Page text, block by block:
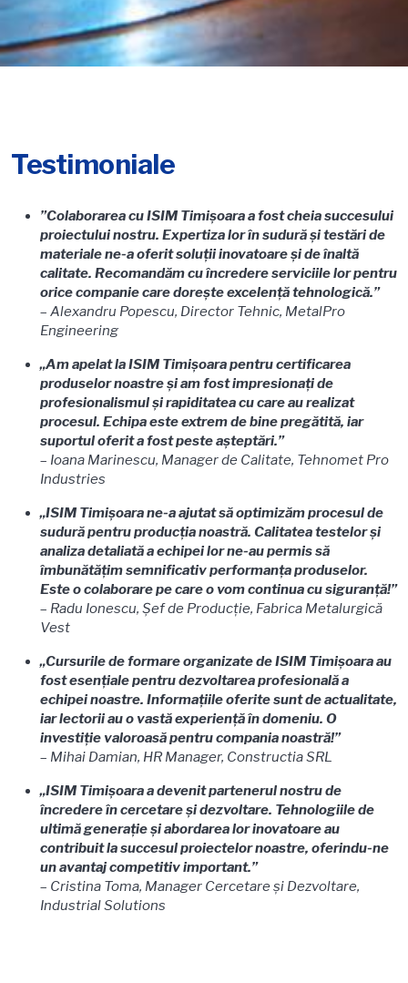
Testimoniale
”Colaborarea cu ISIM Timișoara a fost cheia succesului
proiectului nostru. Expertiza lor în sudură și testări de
materiale ne-a oferit soluții inovatoare și de înaltă
calitate. Recomandăm cu încredere serviciile lor pentru
orice companie care dorește excelență tehnologică.”
– Alexandru Popescu, Director Tehnic, MetalPro
Engineering
„Am apelat la ISIM Timișoara pentru certificarea
produselor noastre și am fost impresionați de
profesionalismul și rapiditatea cu care au realizat
procesul. Echipa este extrem de bine pregătită, iar
suportul oferit a fost peste așteptări.”
– Ioana Marinescu, Manager de Calitate, Tehnomet Pro
Industries
„ISIM Timișoara ne-a ajutat să optimizăm procesul de
sudură pentru producția noastră. Calitatea testelor și
analiza detaliată a echipei lor ne-au permis să
îmbunătățim semnificativ performanța produselor.
Este o colaborare pe care o vom continua cu siguranță!”
– Radu Ionescu, Șef de Producție, Fabrica Metalurgică
Vest
„Cursurile de formare organizate de ISIM Timișoara au
fost esențiale pentru dezvoltarea profesională a
echipei noastre. Informațiile oferite sunt de actualitate,
iar lectorii au o vastă experiență în domeniu. O
investiție valoroasă pentru compania noastră!”
– Mihai Damian, HR Manager, Constructia SRL
„ISIM Timișoara a devenit partenerul nostru de
încredere în cercetare și dezvoltare. Tehnologiile de
ultimă generație și abordarea lor inovatoare au
contribuit la succesul proiectelor noastre, oferindu-ne
un avantaj competitiv important.”
– Cristina Toma, Manager Cercetare și Dezvoltare,
Industrial Solutions